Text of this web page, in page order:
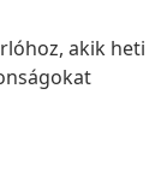
akik heti